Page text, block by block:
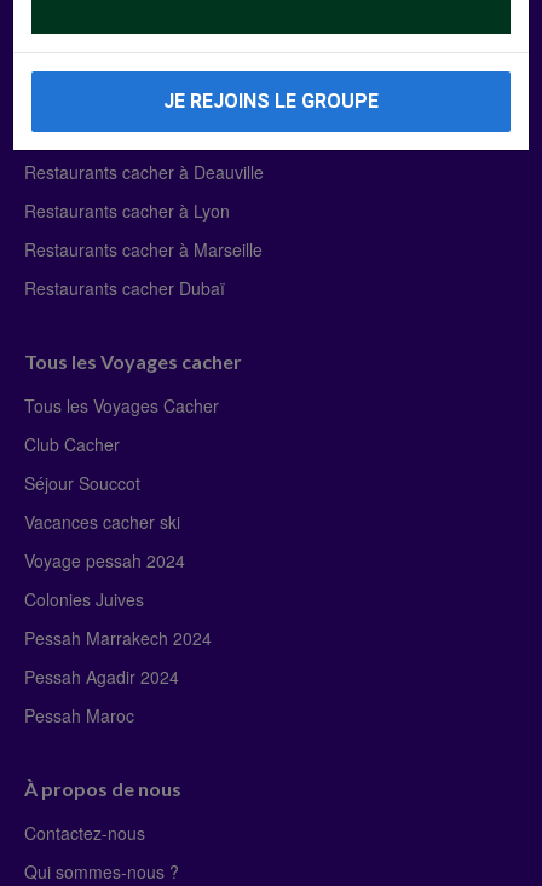
Manger Cacher
Liste des restaurants cacher
Restaurants cacher à Paris
Restaurants cacher à Deauville
Restaurants cacher à Lyon
Restaurants cacher à Marseille
Restaurants cacher Dubaï
Tous les Voyages cacher
Tous les Voyages Cacher
Club Cacher
Séjour Souccot
Vacances cacher ski
Voyage pessah 2024
Colonies Juives
Pessah Marrakech 2024
Pessah Agadir 2024
Pessah Maroc
À propos de nous
Contactez-nous
Qui sommes-nous ?
JE REJOINS LE GROUPE